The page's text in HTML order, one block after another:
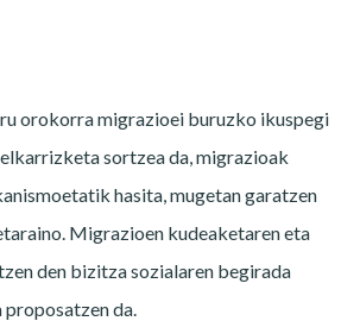
orokorra migrazioei buruzko ikuspegi
sortzea da, migrazioak
hasita, mugetan garatzen
Migrazioen kudeaketaren eta
den bizitza sozialaren begirada
da.